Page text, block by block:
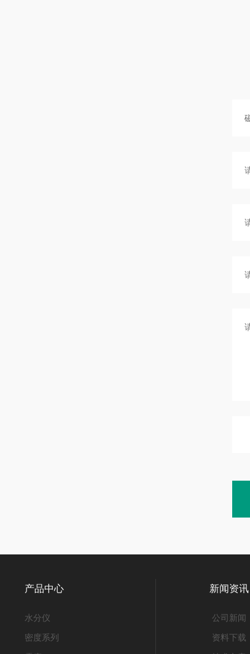
产品中心
水分仪
密度系列
新闻资讯
公司新闻
资料下载